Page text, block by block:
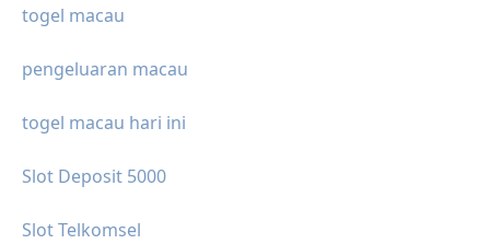
togel macau
pengeluaran macau
togel macau hari ini
Slot Deposit 5000
Slot Telkomsel